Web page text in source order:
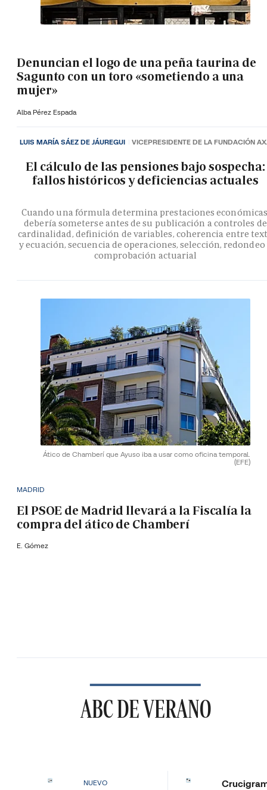
Denuncian el logo de una peña taurina de
Sagunto con un toro «sometiendo a una
mujer»
Alba Pérez Espada
El cálculo de las pensiones bajo sospecha:
fallos históricos y deficiencias actuales
Cuando una fórmula determina prestaciones
debería someterse antes de su publicación a controles de
cardinalidad, definición de variables, coherencia entre
y ecuación, secuencia de operaciones, selección, redondeo
comprobación actuarial
LUIS MARÍA SÁEZ DE JÁUREGUI VICEPRESIDENTE DE LA FUNDACIÓN
Ático de Chamberí que Ayuso iba a usar como oficina temporal.
(EFE)
MADRID
El PSOE de Madrid llevará a la Fiscalía la
compra del ático de Chamberí
E. Gómez
ABC DE VERANO
NUEVO